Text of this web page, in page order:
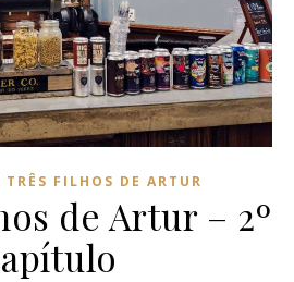
TRÊS FILHOS DE ARTUR
de Artur – 2º